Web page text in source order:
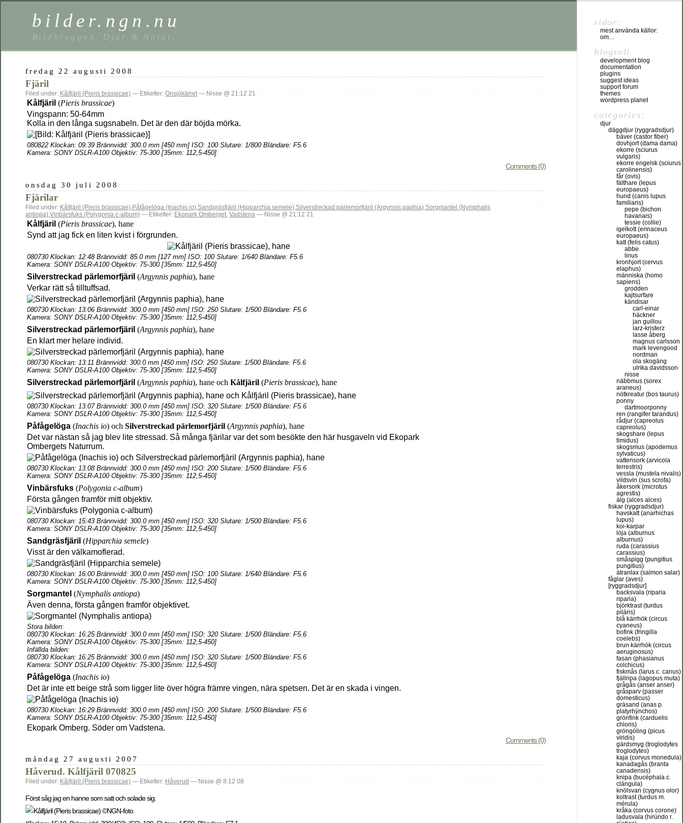
bilder.ngn.nu
Bildbloggen. Djur & Natur.
fredag 22 augusti 2008
Fjäril
Filed under: Kålfjäril (Pieris brassicae) — Etiketter: Onsjökärret— Nisse @ 21:12 21
Kålfjäril (Pieris brassicae)
Vingspann: 50-64mm
Kolla in den långa sugsnabeln. Det är den där böjda mörka.
080822 Klockan: 09:39 Brännvidd: 300.0 mm [450 mm] ISO: 100 Slutare: 1/800 Bländare: F5.6
Kamera: SONY DSLR-A100 Objektiv: 75-300 [35mm: 112,5-450]
Comments (0)
onsdag 30 juli 2008
Fjärilar
Filed under: Kålfjäril (Pieris brassicae),Påfågelöga (Inachis io),Sandgräsfjäril (Hipparchia semele),Silverstreckad pärlemorfjäril (Argynnis paphia),Sorgmantel (Nymphalis
antiopa),Vinbärsfuks (Polygonia c-album) — Etiketter: Ekopark Omberget, Vadstena — Nisse @ 21:12 21
Kålfjäril (Pieris brassicae), hane
Synd att jag fick en liten kvist i förgrunden.
080730 Klockan: 12:48 Brännvidd: 85.0 mm [127 mm] ISO: 100 Slutare: 1/640 Bländare: F5.6
Kamera: SONY DSLR-A100 Objektiv: 75-300 [35mm: 112,5-450]
Silverstreckad pärlemorfjäril (Argynnis paphia), hane
Verkar rätt så tilltuffsad.
080730 Klockan: 13:06 Brännvidd: 300.0 mm [450 mm] ISO: 250 Slutare: 1/500 Bländare: F5.6
Kamera: SONY DSLR-A100 Objektiv: 75-300 [35mm: 112,5-450]
Silverstreckad pärlemorfjäril (Argynnis paphia), hane
En klart mer helare individ.
080730 Klockan: 13:11 Brännvidd: 300.0 mm [450 mm] ISO: 250 Slutare: 1/500 Bländare: F5.6
Kamera: SONY DSLR-A100 Objektiv: 75-300 [35mm: 112,5-450]
Silverstreckad pärlemorfjäril (Argynnis paphia), hane och Kålfjäril (Pieris brassicae), hane
080730 Klockan: 13:07 Brännvidd: 300.0 mm [450 mm] ISO: 320 Slutare: 1/500 Bländare: F5.6
Kamera: SONY DSLR-A100 Objektiv: 75-300 [35mm: 112,5-450]
Påfågelöga (Inachis io) och Silverstreckad pärlemorfjäril (Argynnis paphia), hane
Det var nästan så jag blev lite stressad. Så många fjärilar var det som besökte den här husgaveln vid Ekopark
Ombergets Naturrum.
080730 Klockan: 13:08 Brännvidd: 300.0 mm [450 mm] ISO: 200 Slutare: 1/500 Bländare: F5.6
Kamera: SONY DSLR-A100 Objektiv: 75-300 [35mm: 112,5-450]
Vinbärsfuks (Polygonia c-album)
Första gången framför mitt objektiv.
080730 Klockan: 15:43 Brännvidd: 300.0 mm [450 mm] ISO: 320 Slutare: 1/500 Bländare: F5.6
Kamera: SONY DSLR-A100 Objektiv: 75-300 [35mm: 112,5-450]
Sandgräsfjäril (Hipparchia semele)
Visst är den välkamoflerad.
080730 Klockan: 16:00 Brännvidd: 300.0 mm [450 mm] ISO: 100 Slutare: 1/640 Bländare: F5.6
Kamera: SONY DSLR-A100 Objektiv: 75-300 [35mm: 112,5-450]
Sorgmantel (Nymphalis antiopa)
Även denna, första gången framför objektivet.
Stora bilden:
080730 Klockan: 16:25 Brännvidd: 300.0 mm [450 mm] ISO: 320 Slutare: 1/500 Bländare: F5.6
Kamera: SONY DSLR-A100 Objektiv: 75-300 [35mm: 112,5-450]
Infällda bilden:
080730 Klockan: 16:25 Brännvidd: 300.0 mm [450 mm] ISO: 320 Slutare: 1/500 Bländare: F5.6
Kamera: SONY DSLR-A100 Objektiv: 75-300 [35mm: 112,5-450]
Påfågelöga (Inachis io)
Det är inte ett beige strå som ligger lite över högra främre vingen, nära spetsen. Det är en skada i vingen.
080730 Klockan: 16:29 Brännvidd: 300.0 mm [450 mm] ISO: 200 Slutare: 1/500 Bländare: F5.6
Kamera: SONY DSLR-A100 Objektiv: 75-300 [35mm: 112,5-450]
Ekopark Omberg. Söder om Vadstena.
Comments (0)
måndag 27 augusti 2007
Håverud. Kålfjäril 070825
Filed under: Kålfjäril (Pieris brassicae) — Etiketter: Håverud — Nisse @ 8:12 08
Först såg jag en hanne som satt och solade sig.
sidor:
mest använda källor:
om…
blogroll
development blog
documentation
plugins
suggest ideas
support forum
themes
wordpress planet
categories:
djur
däggdjur (ryggradsdjur)
bäver (castor fiber)
dovhjort (dama dama)
ekorre (sciurus
vulgaris)
ekorre engelsk (sciurus
carolinensis)
får (ovis)
fälthare (lepus
europaeus)
hund (canis lupus
familiaris)
pepe (bichon
havanais)
tessie (collie)
igelkott (erinaceus
europaeus)
katt (felis catus)
abbe
linus
kronhjort (cervus
elaphus)
människa (homo
sapiens)
grodden
kajtsurfare
kändisar
carl-einar
häckner
jan guillou
larz-kristerz
lasse åberg
magnus carlsson
mark levengood
nordman
ola skogäng
ulrika davidsson
nisse
näbbmus (sorex
araneus)
nötkreatur (bos taurus)
ponny
dartmoorponny
ren (rangifer tarandus)
rådjur (capreolus
capreolus)
skogshare (lepus
timidus)
skogsmus (apodemus
sylvaticus)
vattensork (arvicola
terrestris)
vessla (mustela nivalis)
vildsvin (sus scrofa)
åkersork (microtus
agrestis)
älg (alces alces)
fiskar (ryggradsdjur)
havskatt (anarhichas
lupus)
koi-karpar
löja (alburnus
alburnus)
ruda (carassius
carassius)
småspigg (pungitius
pungitius)
ätranlax (salmon salar)
fåglar (aves)
[ryggradsdjur]
backsvala (riparia
riparia)
björktrast (turdus
piláris)
blå kärrhök (circus
cyaneus)
bofink (fringilla
coelebs)
brun kärrhök (circus
aeruginosus)
fasan (phasianus
colchicus)
fiskmås (larus c. canus)
fjällripa (lagopus muta)
grågås (anser anser)
gråsparv (passer
domesticus)
gräsand (anas p.
platyrhýnchos)
grönfink (carduelis
chloris)
gröngöling (picus
viridis)
gärdsmyg (troglodytes
troglodytes)
kaja (corvus monedula)
kanadagås (branta
canadensis)
knipa (bucéphala c.
clángula)
knölsvan (cygnus olor)
koltrast (turdus m.
mérula)
kråka (corvus corone)
ladusvala (hirúndo r.